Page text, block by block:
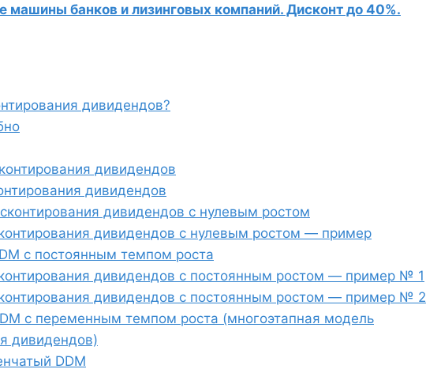
машины банков и лизинговых компаний. Дисконт до 40%.
дивидендов?
дивидендов
дивидендов
дивидендов с нулевым ростом
дивидендов с нулевым ростом — пример
с постоянным темпом роста
дивидендов с постоянным ростом — пример № 1
дивидендов с постоянным ростом — пример № 2
с переменным темпом роста (многоэтапная модель
дивидендов)
DDM